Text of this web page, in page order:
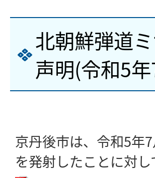
北朝鮮弾道
声明(令和5
京丹後市は、令和5年
を発射したことに対